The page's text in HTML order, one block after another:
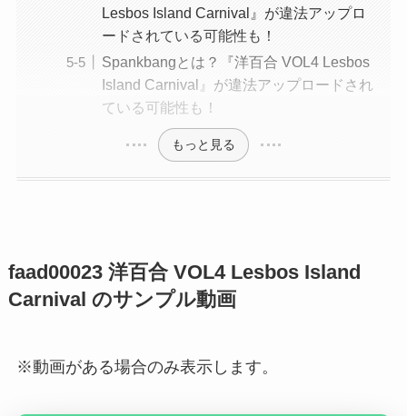
Lesbos Island Carnival』が違法アップロ
ードされている可能性も！
Spankbangとは？『洋百合 VOL4 Lesbos
Island Carnival』が違法アップロードされ
ている可能性も！
もっと見る
faad00023 洋百合 VOL4 Lesbos Island
Carnival のサンプル動画
※動画がある場合のみ表示します。